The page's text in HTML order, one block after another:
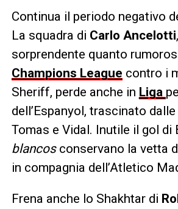
Continua il periodo negativo
La squadra di Carlo Ancelotti
sorprendente quanto
Champions League contro i
Sheriff, perde anche in Liga
dell’Espanyol, trascinato
Tomas e Vidal. Inutile il gol di
blancosconservano la vetta
in compagnia dell’Atletico
Frena anche lo Shakhtar di